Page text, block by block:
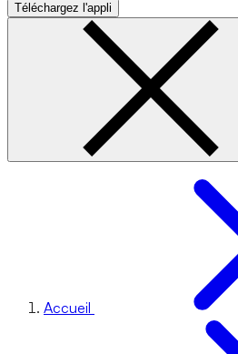
Téléchargez l'appli
Accueil